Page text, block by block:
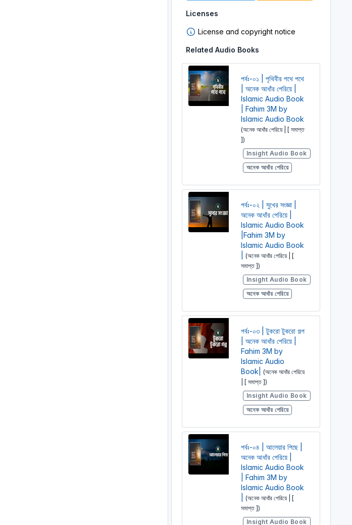
Licenses
License and copyright notice
Related Audio Books
পর্বঃ-০১ | পৃথিবীর পথে পথে
| অনেক আধাঁর পেরিয়ে |
Islamic Audio Book
| Fahim 3M by
Islamic Audio Book
(অনেক আধাঁর পেরিয়ে | [ সমাপ্ত
])
Insight Audio Book
অনেক আধাঁর পেরিয়ে
পর্বঃ-০২ | সুখের সংজ্ঞা |
অনেক আধাঁর পেরিয়ে |
Islamic Audio Book
|Fahim 3M by
Islamic Audio Book
(অনেক আধাঁর পেরিয়ে | [
সমাপ্ত ])
Insight Audio Book
অনেক আধাঁর পেরিয়ে
পর্বঃ-০৩ | টুকরো টুকরো গল্প
| অনেক আধাঁর পেরিয়ে |
Fahim 3M by
Islamic Audio
Book|
(অনেক আধাঁর পেরিয়ে
| [ সমাপ্ত ])
Insight Audio Book
অনেক আধাঁর পেরিয়ে
পর্বঃ-০৪ | আলেয়ার পিছে |
অনেক আধাঁর পেরিয়ে |
Islamic Audio Book
| Fahim 3M by
Islamic Audio Book
(অনেক আধাঁর পেরিয়ে | [
সমাপ্ত ])
Insight Audio Book